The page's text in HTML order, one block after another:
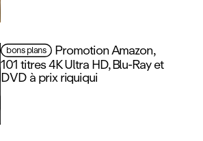
bons plans Promotion Amazon,
101 titres 4K Ultra HD, Blu‑Ray et
DVD à prix riquiqui